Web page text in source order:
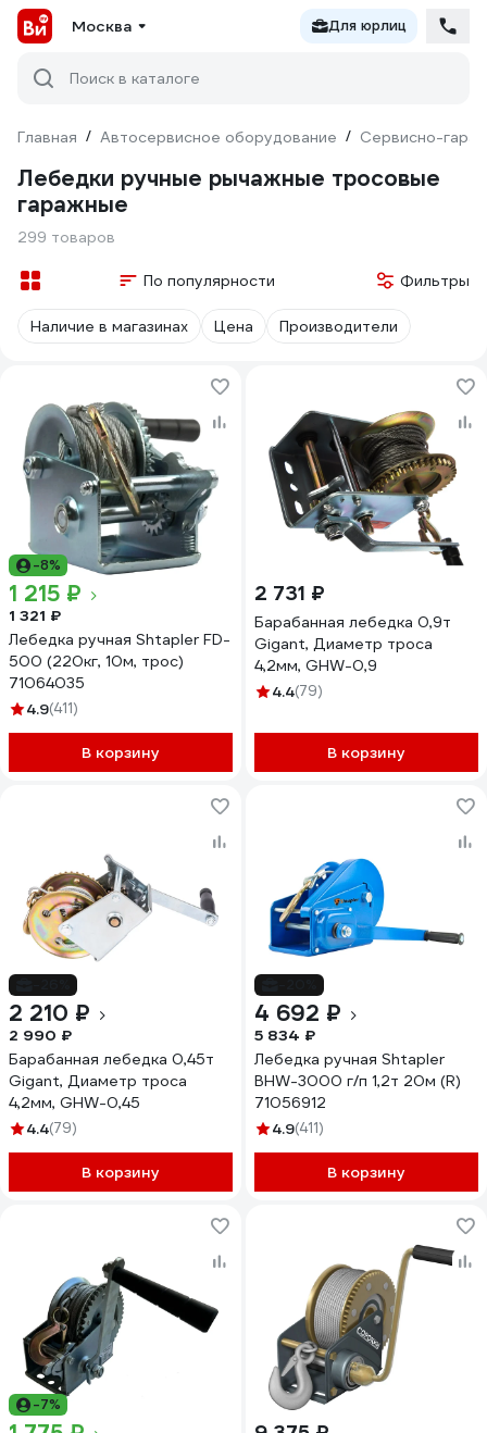
Москва Для юрлиц
Поиск в каталоге
Главная / Автосервисное оборудование / Сервисно-
Лебедки ручные рычажные тросовые
гаражные
299 товаров
По популярности Фильтры
Наличие в магазинах Цена Производители
-8%
1 215 ₽
1 321 ₽
Лебедка ручная Shtapler FD-
500 (220кг, 10м, трос)
71064035
4.9(411)
В корзину
2 731 ₽
Барабанная лебедка 0,9т
Gigant, Диаметр троса
4,2мм, GHW-0,9
4.4(79)
В корзину
2 210 ₽
2 990 ₽
Барабанная лебедка 0,45т
Gigant, Диаметр троса
4,2мм, GHW-0,45
4.4(79)
В корзину
4 692 ₽
5 834 ₽
Лебедка ручная Shtapler
BHW-3000 г/п 1,2т 20м (R)
71056912
4.9(411)
В корзину
-7%